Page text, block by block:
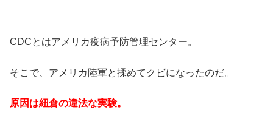
CDCとはアメリカ疫病予防管理センター。
そこで、アメリカ陸軍と揉めてクビになったのだ。
原因は紐倉の違法な実験。